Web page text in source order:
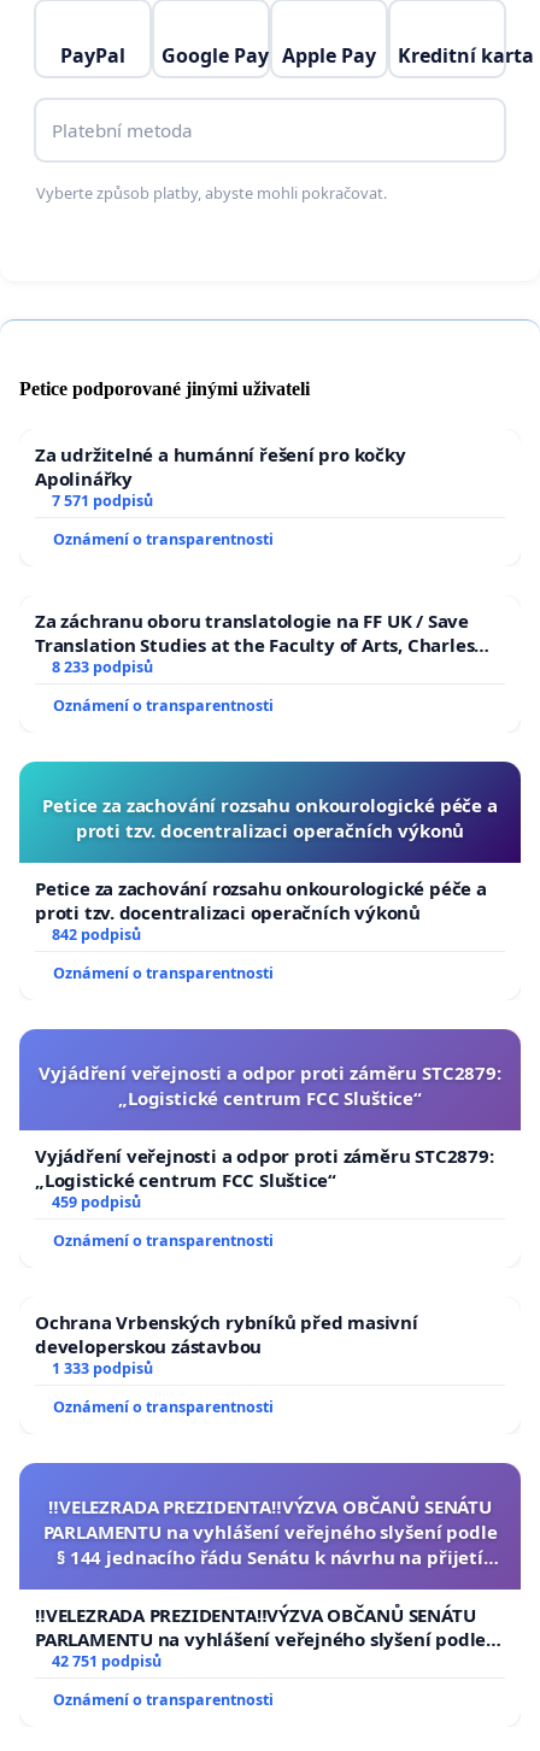
Sama mám doma pejska který byl v minulosti týrán
a to mě dovedlo k důvodů vytvořit tuto petici. Moc
děkuji těm, co se rozhodli toto podpořit ❤
PayPal Google Pay Apple Pay Kreditní karta
Platební metoda
Vyberte způsob platby, abyste mohli pokračovat.
Petice podporované jinými uživateli
Za udržitelné a humánní řešení pro kočky
Apolinářky
7 571 podpisů
Oznámení o transparentnosti
Za záchranu oboru translatologie na FF UK / Save
Translation Studies at the Faculty of Arts, Charles
University
8 233 podpisů
Oznámení o transparentnosti
Petice za zachování rozsahu onkourologické péče a
proti tzv. docentralizaci operačních výkonů
Petice za zachování rozsahu onkourologické péče a
proti tzv. docentralizaci operačních výkonů
842 podpisů
Oznámení o transparentnosti
Vyjádření veřejnosti a odpor proti záměru STC2879:
„Logistické centrum FCC Sluštice“
Vyjádření veřejnosti a odpor proti záměru STC2879:
„Logistické centrum FCC Sluštice“
459 podpisů
Oznámení o transparentnosti
Ochrana Vrbenských rybníků před masivní
developerskou zástavbou
1 333 podpisů
Oznámení o transparentnosti
‼️VELEZRADA PREZIDENTA‼️VÝZVA OBČANŮ SENÁTU
PARLAMENTU na vyhlášení veřejného slyšení podle
§ 144 jednacího řádu Senátu k návrhu na přijetí
republiky
‼️VELEZRADA PREZIDENTA‼️VÝZVA OBČANŮ SENÁTU
PARLAMENTU na vyhlášení veřejného slyšení podle §
144 jednacího řádu Senátu k návrhu na přijetí
usnesení k podání ústavní žaloby na prezidenta
republiky
42 751 podpisů
Oznámení o transparentnosti